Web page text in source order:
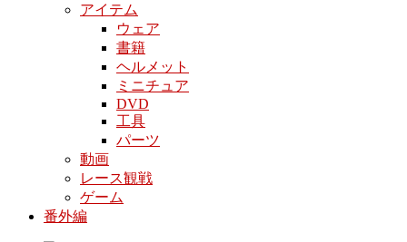
アイテム
ウェア
書籍
ヘルメット
ミニチュア
DVD
工具
パーツ
動画
レース観戦
ゲーム
番外編